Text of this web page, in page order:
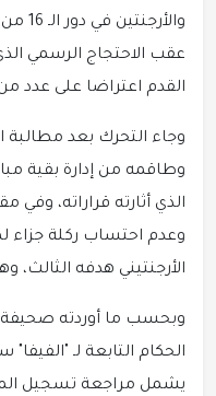
عقب الاحتجاج الرسمي
القدم اعتراضا على عدد من
وجاء التحرك بعد مطالبة
وطاقمه من إدارة بقية
الذي أثارته قراراته،
وعدم احتساب ركلة
الأرجنتيني هدفه الثالث،
وبحسب ما أوردته صحيفة
الحكام التابعة لـ
يشمل مراجعة تسجيل